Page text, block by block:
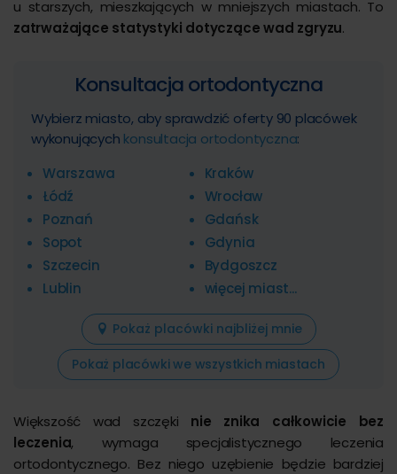
u starszych, mieszkających w mniejszych miastach. To
zatrważające statystyki dotyczące wad zgryzu.
Konsultacja ortodontyczna
Wybierz miasto, aby sprawdzić oferty 90 placówek
wykonujących konsultacja ortodontyczna:
Warszawa
Kraków
Łódź
Wrocław
Poznań
Gdańsk
Sopot
Gdynia
Szczecin
Bydgoszcz
Lublin
więcej miast...
Pokaż placówki najbliżej mnie
Pokaż placówki we wszystkich miastach
Większość wad szczęki nie znika całkowicie bez
leczenia, wymaga specjalistycznego leczenia
ortodontycznego. Bez niego uzębienie będzie bardziej